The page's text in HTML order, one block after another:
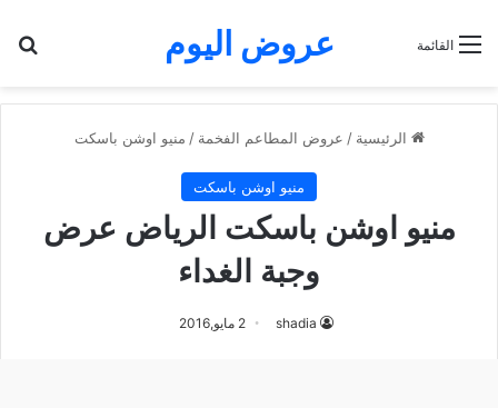
عروض اليوم القائمة
الرئيسية / عروض المطاعم الفخمة / منيو اوشن باسكت
منيو اوشن باسكت
منيو اوشن باسكت الرياض عرض
وجبة الغداء
shadia 2 مايو,2016